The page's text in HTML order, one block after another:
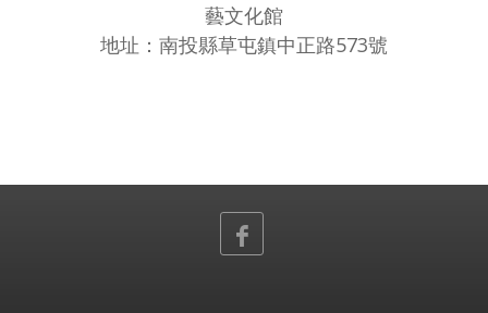
藝文化館
地址：南投縣草屯鎮中正路573號